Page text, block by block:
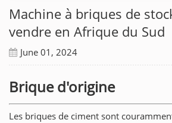
Machine à briques de
vendre en Afrique du Sud
June 01, 2024
Brique d'origine
Les briques de ciment sont